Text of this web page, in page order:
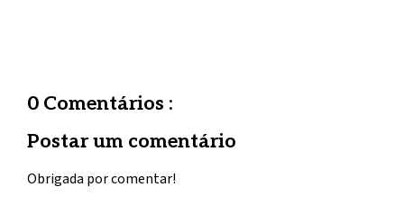
0 Comentários :
Postar um comentário
Obrigada por comentar!